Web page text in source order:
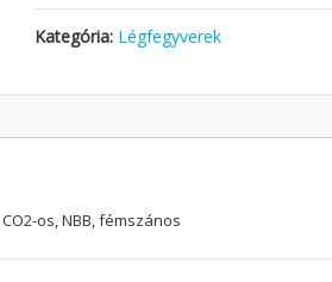
Kategória: Légfegyverek
os, NBB, fémszános